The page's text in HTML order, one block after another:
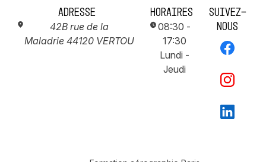
Adresse
42B rue de la
Maladrie44120 VERTOU
Horaires
08:30 -
17:30
Lundi -
Jeudi
Suivez-
nous